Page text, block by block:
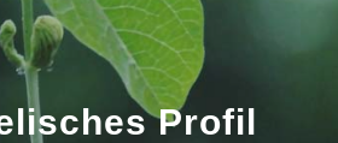
Profil